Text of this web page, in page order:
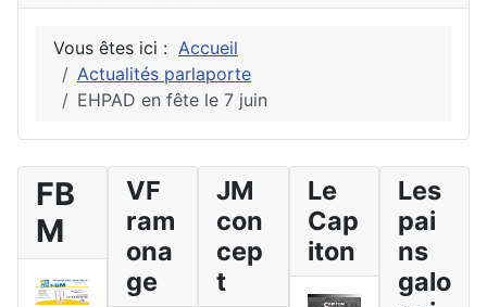
Vous êtes ici : Accueil
Actualités parlaporte
EHPAD en fête le 7 juin
FB
M
VF
ram
ona
ge
JM
con
cep
t
Le
Cap
iton
Les
pai
ns
galo